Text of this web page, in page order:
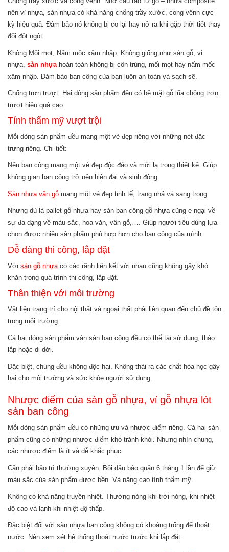
nên vỉ nhựa, sàn nhựa có khả năng chống trầy xước, cong vênh cực
kỳ hiệu quả. Đảm bảo nó không bị co lại hay nở ra khi gặp thời tiết thay
đổi đột ngột.
Không Mối mọt, Nấm mốc xâm nhập: Không giống như sàn gỗ, vỉ
nhựa, sàn nhựahoàn toàn không bị côn trùng, mối mọt hay nấm mốc
xâm nhập. Đảm bảo ban công của bạn luôn an toàn và sạch sẽ.
Chống trơn trượt: Hai dòng sản phẩm đều có bề mặt gỗ lũa chống trơn
trượt hiệu quả cao.
Tính thẩm mỹ vượt trội
Mỗi dòng sản phẩm đều mang một vẻ đẹp riêng với những nét đặc
trưng riêng. Chi tiết:
Nếu ban công mang một vẻ đẹp độc đáo và mới lạ trong thiết kế. Giúp
không gian ban công trở nên hiện đại và sinh động.
Sàn nhựa vân gỗ mang một vẻ đẹp tinh tế, trang nhã và sang trọng.
Nhưng dù là pallet gỗ nhựa hay sàn ban công gỗ nhựa cũng e ngại về
sự đa dạng về màu sắc, hoa văn, vân gỗ,…. Giúp người tiêu dùng lựa
chọn được nhiều sản phẩm phù hợp hơn cho ban công của mình.
Dễ dàng thi công, lắp đặt
Với sàn gỗ nhựacó các rãnh liên kết với nhau cũng không gây khó
khăn trong quá trình thi công, lắp đặt.
Thân thiện với môi trường
Vật liệu trang trí cho nội thất và ngoại thất phải liên quan đến chủ đề tôn
trọng môi trường.
Cả hai dòng sản phẩm ván sàn ban công đều có thể tái sử dụng, tháo
lắp hoặc di dời.
Đặc biệt, chúng đều không độc hại. Không thải ra các chất hóa học gây
hại cho môi trường và sức khỏe người sử dụng.
Nhược điểm của sàn gỗ nhựa, vỉ gỗ nhựa lót
sàn ban công
Mỗi dòng sản phẩm đều có những ưu và nhược điểm riêng. Cả hai sản
phẩm cũng có những nhược điểm khó tránh khỏi. Nhưng nhìn chung,
các nhược điểm là ít và dễ khắc phục:
Cần phải bảo trì thường xuyên. Bôi dầu bảo quản 6 tháng 1 lần để giữ
màu sắc của sản phẩm được bền. Và nâng cao tính thẩm mỹ.
Không có khả năng truyền nhiệt. Thường nóng khi trời nóng, khi nhiệt
độ cao và lạnh khi nhiệt độ thấp.
Đặc biệt đối với sàn nhựa ban công không có khoảng trống để thoát
nước. Nên xem xét hệ thống thoát nước trước khi lắp đặt.